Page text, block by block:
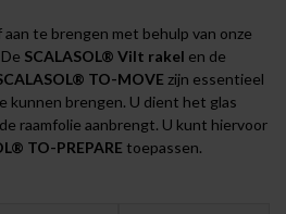
te brengen met behulp van onze
De SCALASOL® Vilt rakel en de
TO-MOVE zijn essentieel
kunnen brengen. U dient het glas
raamfolie aanbrengt. U kunt hiervoor
TO-PREPARE toepassen.